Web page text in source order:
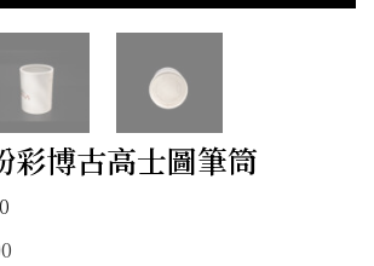
彩博古高士圖筆筒